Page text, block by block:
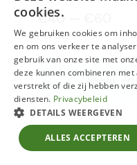
de zorg:
tandartsen en
tevergeefs personeel
(klaa…
€40 — €60
Per Uur
Bekijk en
cookies.
We gebruiken cookies om
en om ons verkeer te
gebruik van onze site met
deze kunnen combineren
verstrekt of die zij hebben
diensten. Privacybeleid
DETAILS WEERGEVEN
ALLES ACCEPTEREN